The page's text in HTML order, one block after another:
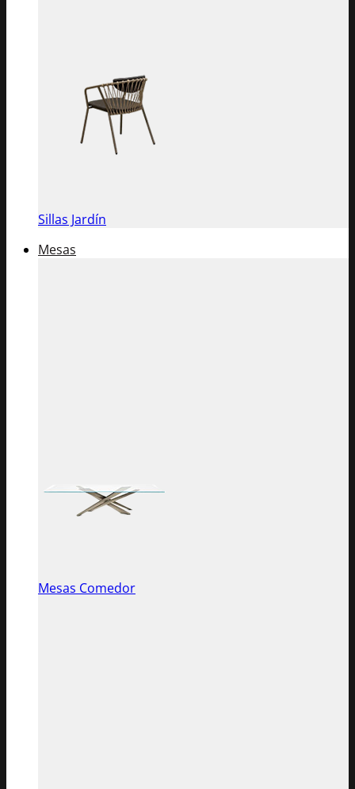
Sillas Jardín
Mesas
Mesas Comedor